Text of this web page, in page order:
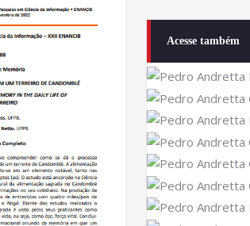
Acesse também